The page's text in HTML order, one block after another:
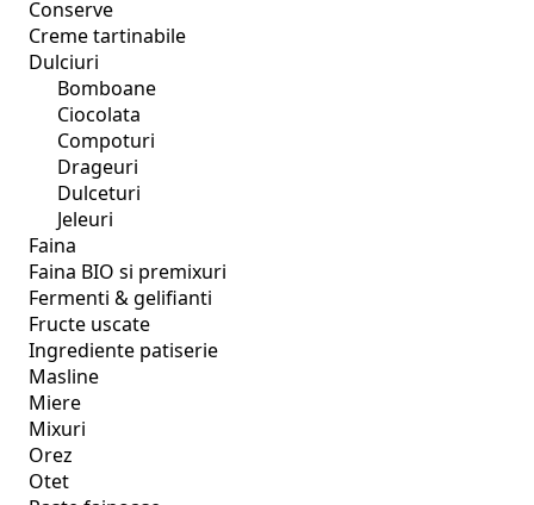
Conserve
Creme tartinabile
Dulciuri
Bomboane
Ciocolata
Compoturi
Drageuri
Dulceturi
Jeleuri
Faina
Faina BIO si premixuri
Fermenti & gelifianti
Fructe uscate
Ingrediente patiserie
Masline
Miere
Mixuri
Orez
Otet